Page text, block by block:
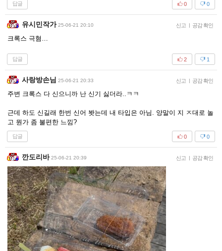
답글 0
0
유시민작가 25-06-21 20:10 신고 | 공감 확인
크록스 극혐…
답글 1
2
사랑방손님 25-06-21 20:33 신고 | 공감 확인
주변 크록스 다 신으니까 난 신기 싫더라..ㅋㅋ
근데 하도 신길래 한번 신어 봣는데 내 타입은 아님. 양말이 지 ㅈ대로 놀
고 뭔가 좀 불편한 느낌?
답글 0
0
깐도리바 25-06-21 20:39 신고 | 공감 확인